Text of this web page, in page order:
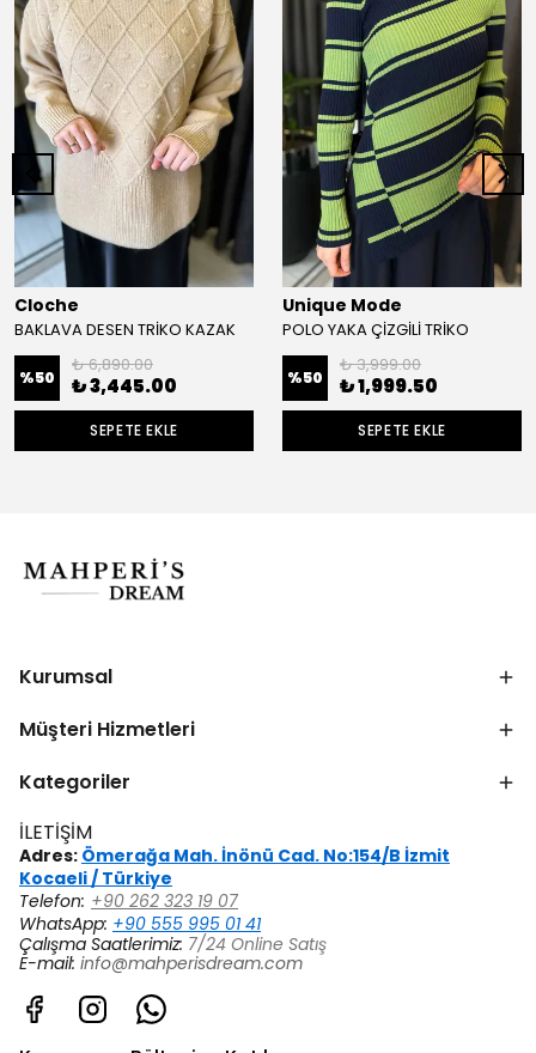
Cloche
BAKLAVA DESEN TRİKO KAZAK
%50
₺ 6,890.00
₺ 3,445.00
SEPETE EKLE
Unique Mode
POLO YAKA ÇİZGİLİ TRİKO
%50
₺ 3,999.00
₺ 1,999.50
SEPETE EKLE
Kurumsal
Müşteri Hizmetleri
Kategoriler
İLETİŞİM
Adres: Ömerağa Mah. İnönü Cad. No:154/B İzmit
Kocaeli / Türkiye
Telefon: +90 262 323 19 07
WhatsApp: +90 555 995 01 41
Çalışma Saatlerimiz: 7/24 Online Satış
E-mail: info@mahperisdream.com